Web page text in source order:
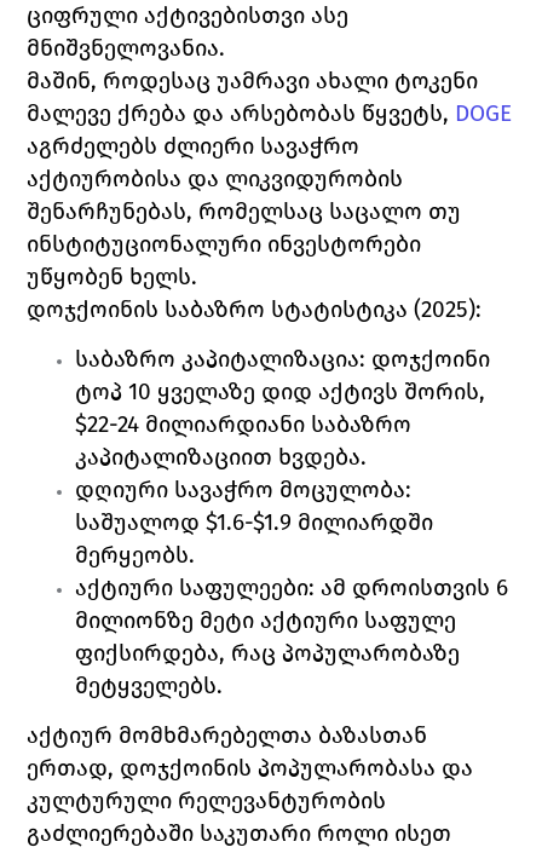
ციფრული აქტივებისთვი ასე
მნიშვნელოვანია.
მაშინ, როდესაც უამრავი ახალი ტოკენი
მალევე ქრება და არსებობას წყვეტს, DOGE
აგრძელებს ძლიერი სავაჭრო
აქტიურობისა და ლიკვიდურობის
შენარჩუნებას, რომელსაც საცალო თუ
ინსტიტუციონალური ინვესტორები
უწყობენ ხელს.
დოჯქოინის საბაზრო სტატისტიკა (2025):
საბაზრო კაპიტალიზაცია: დოჯქოინი
ტოპ 10 ყველაზე დიდ აქტივს შორის,
$22-24 მილიარდიანი საბაზრო
კაპიტალიზაციით ხვდება.
დღიური სავაჭრო მოცულობა:
საშუალოდ $1.6-$1.9 მილიარდში
მერყეობს.
აქტიური საფულეები: ამ დროისთვის 6
მილიონზე მეტი აქტიური საფულე
ფიქსირდება, რაც პოპულარობაზე
მეტყველებს.
აქტიურ მომხმარებელთა ბაზასთან
ერთად, დოჯქოინის პოპულარობასა და
კულტურული რელევანტურობის
გაძლიერებაში საკუთარი როლი ისეთ